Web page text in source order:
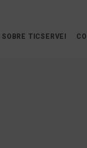
SOBRE TICSERVEI